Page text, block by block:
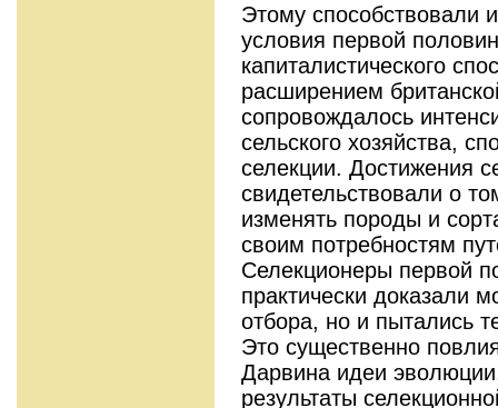
Этому способствовали
условия первой
капиталистического
расширением
сопровождалось
сельского хозяйства,
селекции. Достижения
свидетельствовали о
изменять породы и
своим потребностям
Селекционеры первой
практически доказали
отбора, но и пытались
Это существенно
Дарвина идеи
результаты